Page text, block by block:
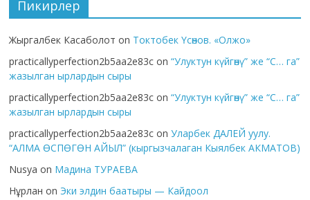
Пикирлер
Жыргалбек Касаболот on Токтобек Үсөнов. «Олжо»
practicallyperfection2b5aa2e83c on“Улуктун күйгөнү” же “С… га”
жазылган ырлардын сыры
practicallyperfection2b5aa2e83c on“Улуктун күйгөнү” же “С… га”
жазылган ырлардын сыры
practicallyperfection2b5aa2e83c onУларбек ДАЛЕЙ уулу.
“АЛМА ӨСПӨГӨН АЙЫЛ” (кыргызчалаган Кыялбек АКМАТОВ)
Nusya on Мадина ТУРАЕВА
Нұрлан on Эки элдин баатыры — Кайдоол